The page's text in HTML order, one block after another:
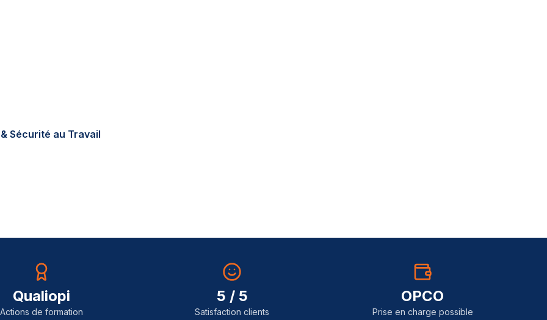
Sécurité au Travail
Qualiopi
Actions de formation
5 / 5
Satisfaction clients
OPCO
Prise en charge possible